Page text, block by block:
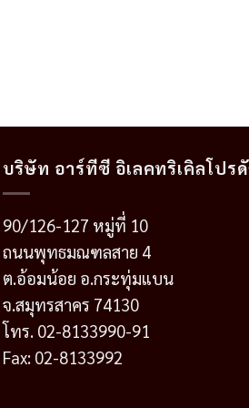
บริษัท อาร์ทีซี อิเลคทริเคิลโปรดั
90/126-127 หมู่ที่ 10
ถนนพุทธมณฑลสาย 4
ต.อ้อมน้อย อ.กระทุ่มแบน
จ.สมุทรสาคร 74130
โทร. 02-8133990-91
Fax: 02-8133992